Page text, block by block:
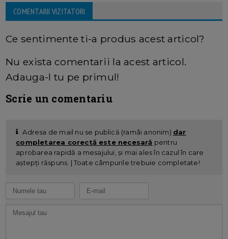
COMENTARII VIZITATORI
Ce sentimente ti-a produs acest articol?
Nu exista comentarii la acest articol.
Adauga-l tu pe primul!
Scrie un comentariu
Adresa de mail nu se publică (ramâi anonim) dar
completarea corectă este necesară pentru
aprobarea rapidă a mesajului, și mai ales în cazul în care
aștepți răspuns. | Toate câmpurile trebuie completate!